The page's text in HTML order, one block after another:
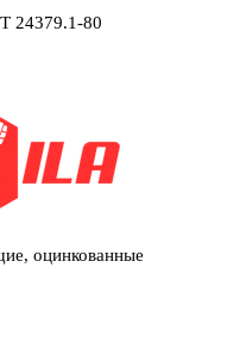
24379.1-80
оцинкованные